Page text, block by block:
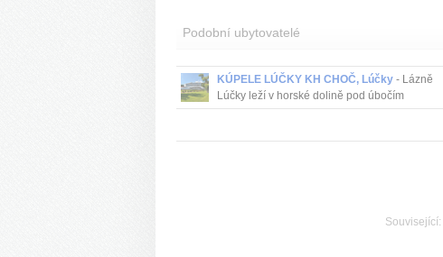
Podobní ubytovatelé
KÚPELE LÚČKY KH CHOČ, Lúčky - Lázně
Lúčky leží v horské dolině pod úbočím
Choče, na rozhraní Oravy a Liptova.
Související: